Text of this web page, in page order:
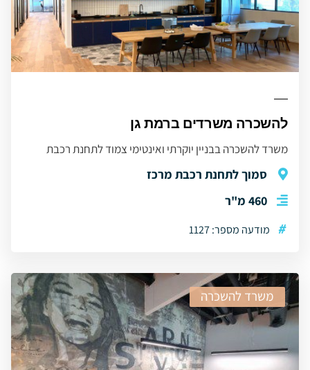
להשכרה משרדים ברמת גן
משרד להשכרה בבניין יוקרתי ואינטימי צמוד לתחנת רכבת
סמוך לתחנת רכבת מרכז
460 מ"ר
# מודעה מספר: 1127
משרד להשכרה